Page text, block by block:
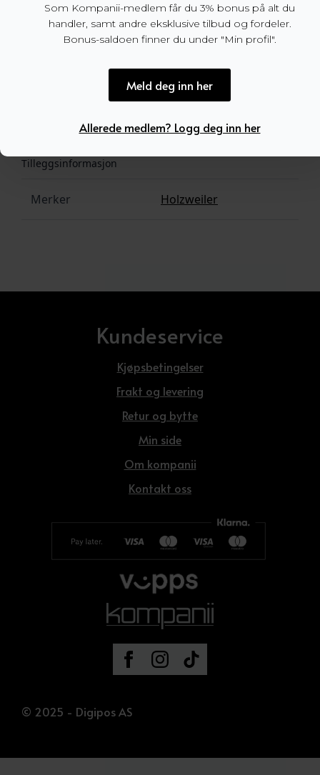
Tilleggsinformasjon
Tilleggsinformasjon
Merker Holzweiler
Kundeservice
Kjøpsbetingelser
Frakt og levering
Retur og bytte
Min side
Om kompanii
Kontakt oss
© 2025 - Digipos AS
Som Kompanii-medlem får du 3% bonus på alt du
handler, samt andre eksklusive tilbud og fordeler.
Bonus-saldoen finner du under "Min profil".
Meld deg inn her
Allerede medlem? Logg deg inn her